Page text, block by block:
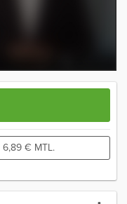
6,89 € MTL.